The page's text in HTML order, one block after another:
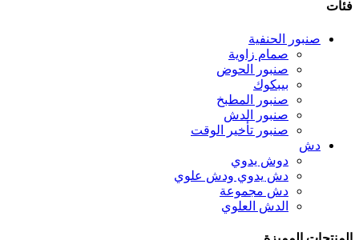
فئات
صنبور الحنفية
صمام زاوية
صنبور الحوض
بيبكوك
صنبور المطبخ
صنبور الدش
صنبور تأخير الوقت
دش
دوش يدوي
دش يدوي ودش علوي
دش مجموعة
الدش العلوي